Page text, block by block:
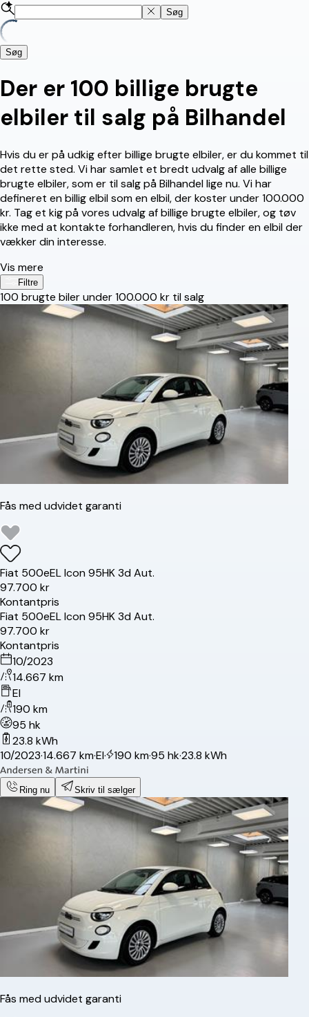
Søg
Søg
Der er 100 billige brugte
elbiler til salg på Bilhandel
Hvis du er på udkig efter billige brugte elbiler, er du kommet til
det rette sted. Vi har samlet et bredt udvalg af alle billige
brugte elbiler, som er til salg på Bilhandel lige nu. Vi har
defineret en billig elbil som en elbil, der koster under 100.000
kr. Tag et kig på vores udvalg af billige brugte elbiler, og tøv
ikke med at kontakte forhandleren, hvis du finder en elbil der
vækker din interesse.
Vis mere
Filtre
100 brugte biler under 100.000 kr til salg
Fås med udvidet garanti
Fiat 500eEL Icon 95HK 3d Aut.
97.700 kr
Kontantpris
Fiat 500eEL Icon 95HK 3d Aut.
97.700 kr
Kontantpris
10/2023
14.667 km
El
190 km
95 hk
23.8 kWh
10/2023·14.667 km·El· 190 km·95 hk·23.8 kWh
Ring nu Skriv til sælger
Fås med udvidet garanti